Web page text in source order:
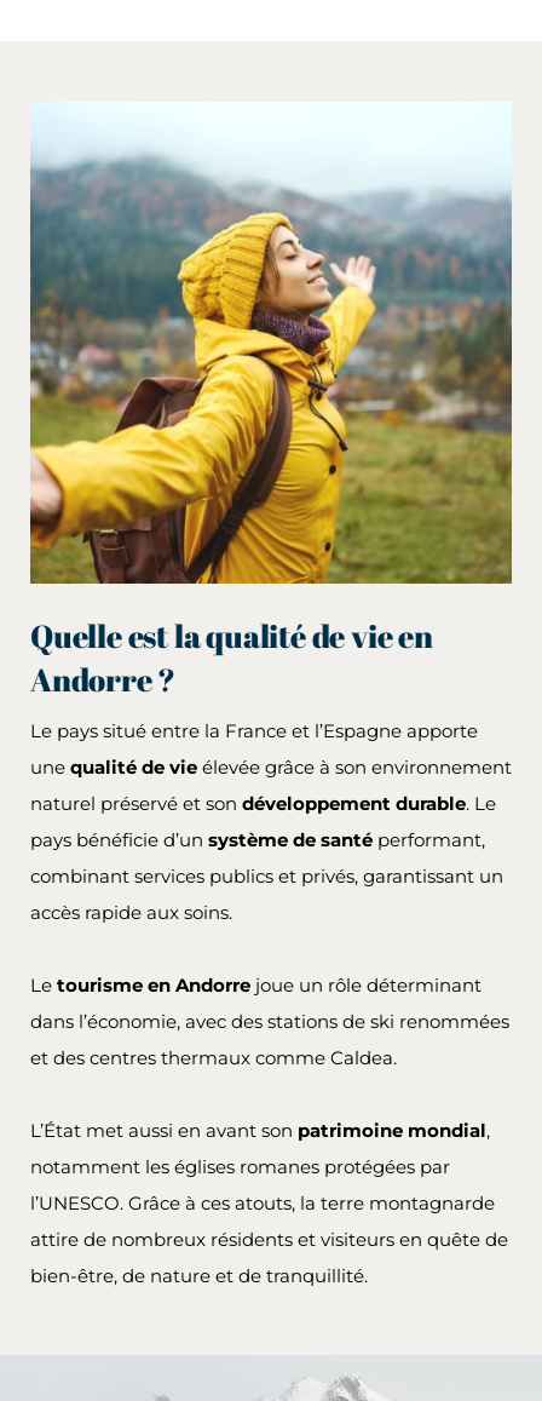
Quelle est la qualité de vie en
Andorre ?
Le pays situé entre la France et l’Espagne apporte
une qualité de vie élevée grâce à son environnement
naturel préservé et son développement durable. Le
pays bénéficie d’un système de santé performant,
combinant services publics et privés, garantissant un
accès rapide aux soins.
Le tourisme en Andorre joue un rôle déterminant
dans l’économie, avec des stations de ski renommées
et des centres thermaux comme Caldea.
L’État met aussi en avant son patrimoine mondial,
notamment les églises romanes protégées par
l’UNESCO. Grâce à ces atouts, la terre montagnarde
attire de nombreux résidents et visiteurs en quête de
bien-être, de nature et de tranquillité.